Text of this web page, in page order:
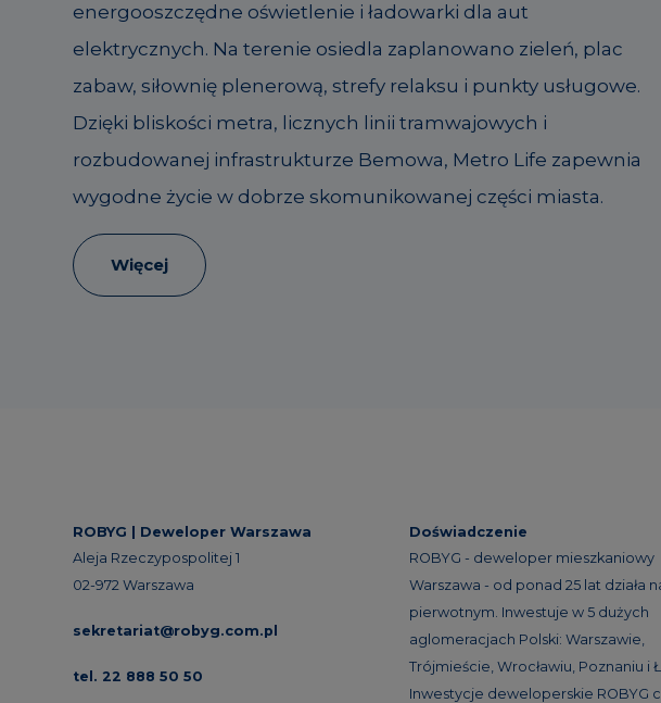
energooszczędne oświetlenie i ładowarki dla aut
elektrycznych. Na terenie osiedla zaplanowano zieleń, plac
zabaw, siłownię plenerową, strefy relaksu i punkty usługowe.
Dzięki bliskości metra, licznych linii tramwajowych i
rozbudowanej infrastrukturze Bemowa, Metro Life zapewnia
wygodne życie w dobrze skomunikowanej części miasta.
Więcej
ROBYG | Deweloper Warszawa
Aleja Rzeczypospolitej 1
02-972 Warszawa
sekretariat@robyg.com.pl
tel. 22 888 50 50
Doświadczenie
ROBYG - deweloper mieszkaniowy
Warszawa - od ponad 25 lat działa
pierwotnym. Inwestuje w 5 dużych
aglomeracjach Polski: Warszawie,
Trójmieście, Wrocławiu, Poznaniu i
Inwestycje deweloperskie ROBYG